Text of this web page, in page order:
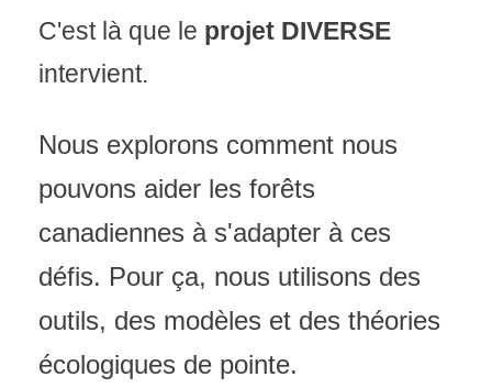
C'est là que le projet DIVERSE
intervient.
Nous explorons comment nous
pouvons aider les forêts
canadiennes à s'adapter à ces
défis. Pour ça, nous utilisons des
outils, des modèles et des théories
écologiques de pointe.